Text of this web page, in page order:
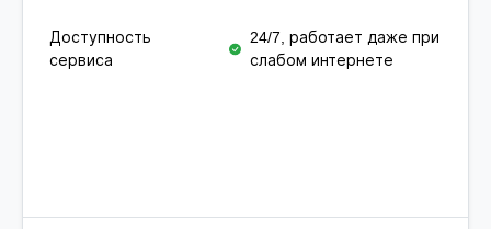
Доступность
сервиса
24/7, работает даже при
слабом интернете